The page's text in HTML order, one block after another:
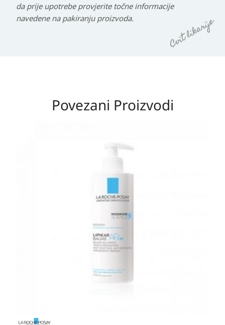
da prije upotrebe provjerite točne informacije
navedene na pakiranju proizvoda.
Povezani Proizvodi